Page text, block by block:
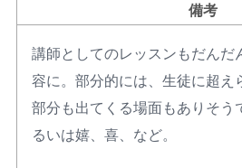
備考
講師としてのレッスンもだんだ
容に。部分的には、生徒に超え
部分も出てくる場面もありそう
るいは嬉、喜、など。